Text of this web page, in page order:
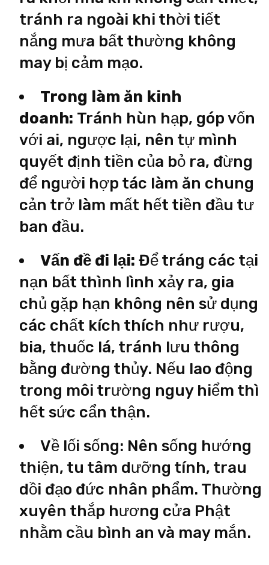
tránh ra ngoài khi thời tiết
nắng mưa bất thường không
may bị cảm mạo.
Trong làm ăn kinh
doanh: Tránh hùn hạp, góp vốn
với ai, ngược lại, nên tự mình
quyết định tiền của bỏ ra, đừng
để người hợp tác làm ăn chung
cản trở làm mất hết tiền đầu tư
ban đầu.
Vấn đề đi lại: Để tráng các tại
nạn bất thình lình xảy ra, gia
chủ gặp hạn không nên sử dụng
các chất kích thích như rượu,
bia, thuốc lá, tránh lưu thông
bằng đường thủy. Nếu lao động
trong môi trường nguy hiểm thì
hết sức cẩn thận.
Về lối sống: Nên sống hướng
thiện, tu tâm dưỡng tính, trau
dồi đạo đức nhân phẩm. Thường
xuyên thắp hương cửa Phật
nhằm cầu bình an và may mắn.